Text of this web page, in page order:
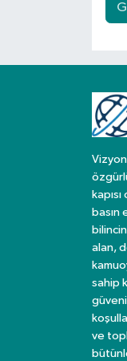
basın
alan,
sahip
ve